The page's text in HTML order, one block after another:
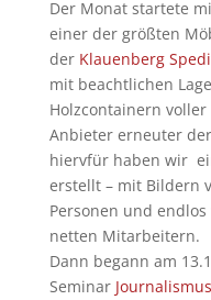
Der Monat startete
einer der größten
der Klauenberg
mit beachtlichen
Holzcontainern
Anbieter erneuter
hiervfür haben wir
erstellt – mit Bildern
Personen und
netten Mitarbeitern.
Dann begann am
Seminar